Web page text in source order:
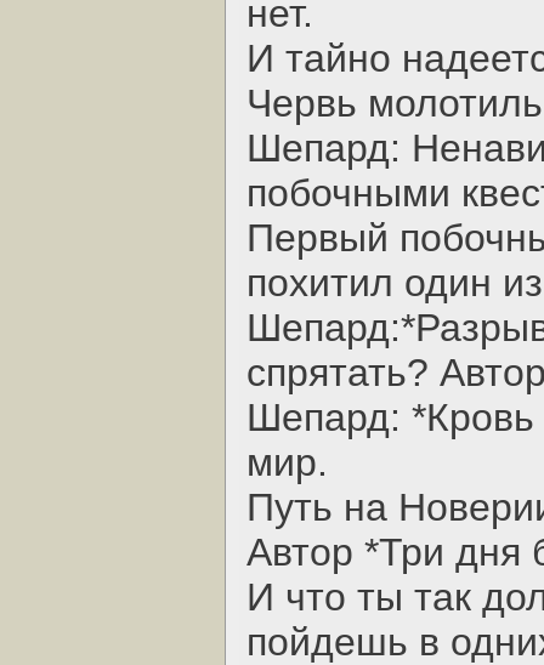
нет.
И тайно
Червь
Шепард:
побочными
Первый
похитил один
спрятать?
Шепард: *Кровь
мир.
Путь на
Автор *Три дня
И что ты так
пойдешь в